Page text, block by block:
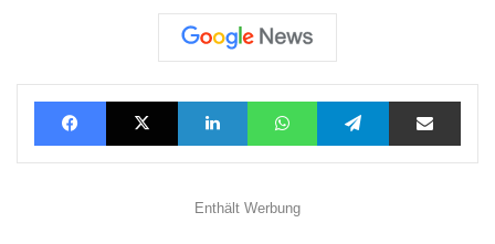
FacebookX LinkedInWhatsAppTelegramTeilen via E-Mail
Enthält Werbung